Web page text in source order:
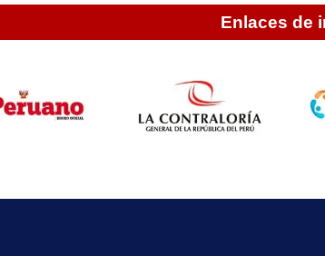
Enlaces de